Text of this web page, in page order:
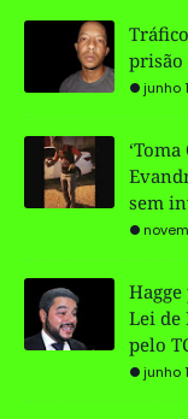
prisão
junho
sem
Lei de
pelo
junho